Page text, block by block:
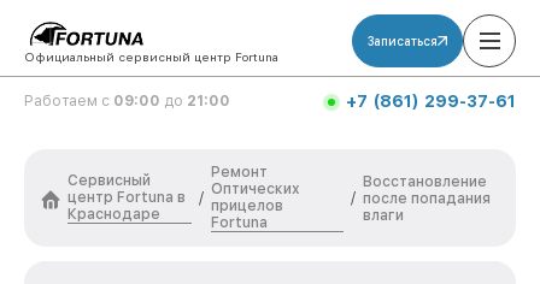
Официальный сервисный центр Fortuna
Записаться
Работаем с 09:00 до 21:00 +7 (861) 299-37-61
Сервисный
центр Fortuna в
Краснодаре
/
Ремонт
Оптических
прицелов
Fortuna
/
Восстановление
после попадания
влаги